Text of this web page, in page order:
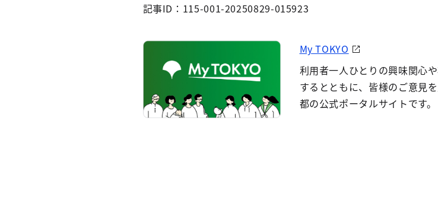
記事ID：115-001-20250829-015923
My TOKYO
利用者一人ひとりの興味関心
するとともに、皆様のご意見
都の公式ポータルサイトです。